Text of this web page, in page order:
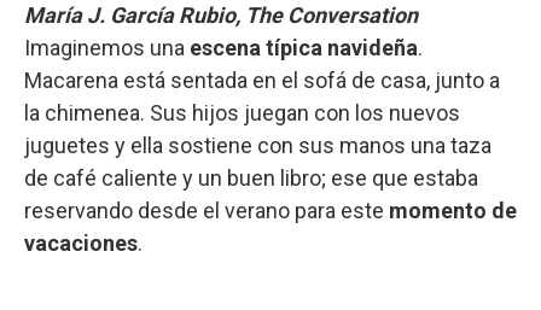
María J. García Rubio, The Conversation
Imaginemos una escena típica navideña.
Macarena está sentada en el sofá de casa, junto a
la chimenea. Sus hijos juegan con los nuevos
juguetes y ella sostiene con sus manos una taza
de café caliente y un buen libro; ese que estaba
reservando desde el verano para este momento de
vacaciones.